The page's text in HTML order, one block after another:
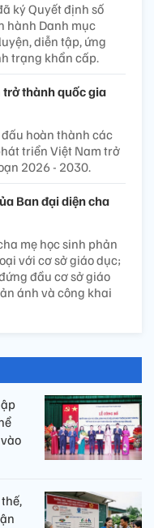
ký Quyết định số
hành Danh mục
diễn tập, ứng
trạng khẩn cấp.
thành quốc gia
hoàn thành các
triển Việt Nam trở
2026 - 2030.
Ban đại diện cha
mẹ học sinh phản
với cơ sở giáo dục;
đầu cơ sở giáo
ánh và công khai